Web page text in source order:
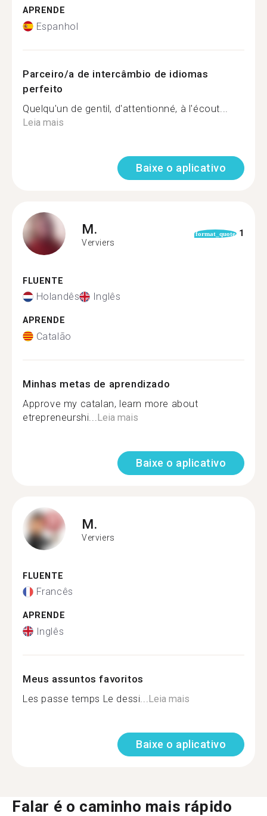
APRENDE
Espanhol
Parceiro/a de intercâmbio de idiomas
perfeito
Quelqu'un de gentil, d'attentionné, à l'écout...
Leia mais
Baixe o aplicativo
M.
Verviers
format_quote 1
FLUENTE
Holandês Inglês
APRENDE
Catalão
Minhas metas de aprendizado
Approve my catalan, learn more about
etrepreneurshi... Leia mais
Baixe o aplicativo
M.
Verviers
FLUENTE
Francês
APRENDE
Inglês
Meus assuntos favoritos
Les passe temps Le dessi... Leia mais
Baixe o aplicativo
Falar é o caminho mais rápido